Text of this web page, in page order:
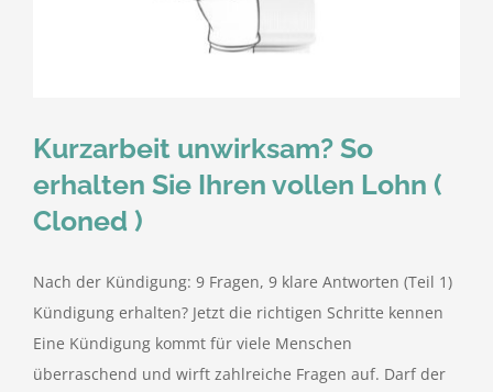
Blog
Datenschutzerklärung
Kurzarbeit unwirksam? So
erhalten Sie Ihren vollen Lohn (
Cloned )
Nach der Kündigung: 9 Fragen, 9 klare Antworten (Teil 1)
Kündigung erhalten? Jetzt die richtigen Schritte kennen
Eine Kündigung kommt für viele Menschen
überraschend und wirft zahlreiche Fragen auf. Darf der